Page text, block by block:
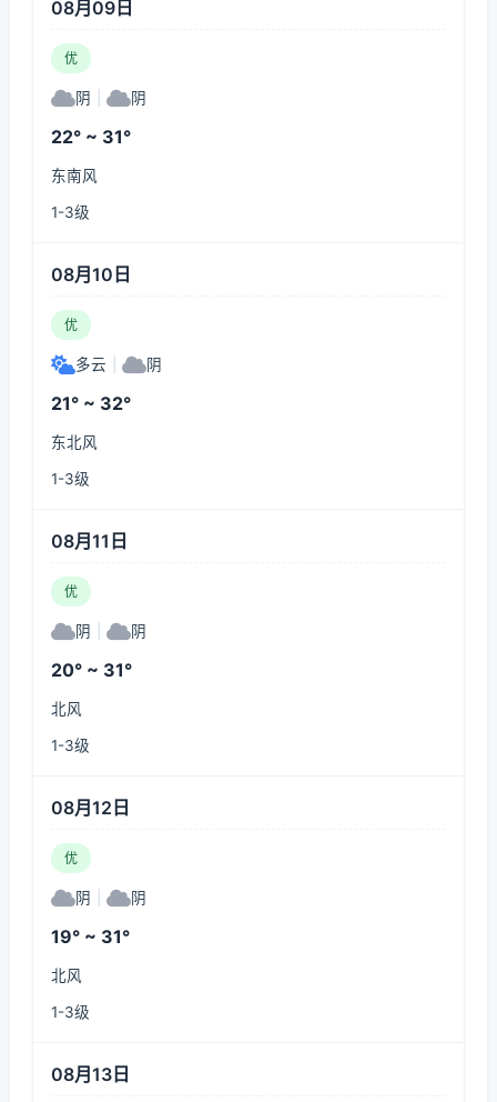
08月09日
优
阴 阴
22° ~ 31°
东南风
1-3级
08月10日
优
多云 阴
21° ~ 32°
东北风
1-3级
08月11日
优
阴 阴
20° ~ 31°
北风
1-3级
08月12日
优
阴 阴
19° ~ 31°
北风
1-3级
08月13日